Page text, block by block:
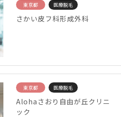
東京都 医療脱毛
さかい皮フ科形成外科
東京都 医療脱毛
Alohaさおり自由が丘クリニ
ック